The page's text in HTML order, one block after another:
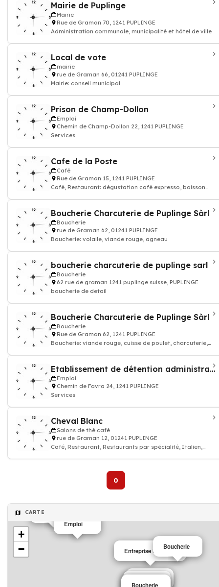
Mairie de Puplinge
Mairie
Rue de Graman 70, 1241 PUPLINGE
Administration communale, municipalité et hôtel de ville
Local de vote
mairie
rue de Graman 66, 01241 PUPLINGE
Mairie: conseil municipal
Prison de Champ-Dollon
Emploi
Chemin de Champ-Dollon 22, 1241 PUPLINGE
Services
Cafe de la Poste
Café
Rue de Graman 15, 1241 PUPLINGE
Café, Restaurant: dégustation café expresso, boisson
Boucherie Charcuterie de Puplinge Sàrl
Boucherie
rue de Graman 62, 01241 PUPLINGE
Boucherie: volaile, viande rouge, agneau
boucherie charcuterie de puplinge sarl
Boucherie
62 rue de graman 1241 puplinge suisse, PUPLINGE
boucherie de detail
Boucherie Charcuterie de Puplinge Sàrl
Boucherie
Rue de Graman 62, 1241 PUPLINGE
Boucherie: viande rouge, cuisse de poulet, charcuterie,
Etablissement de détention administrative Favra
Emploi
Chemin de Favra 24, 1241 PUPLINGE
Services
Cheval Blanc
Salons de thé café
rue de Graman 12, 01241 PUPLINGE
Café, Restaurant, Restaurants par spécialité, Italien,
0
CARTE
Entreprise Élagage
Emploi
Boucherie
Boucherie
Boucherie
Emploi
+
−